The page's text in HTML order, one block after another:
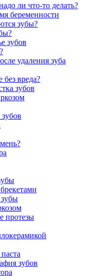
ли что-то делать?
беременности
зубы?
зубов
удаления зуба
без вреда?
зубов
протезы
зубов